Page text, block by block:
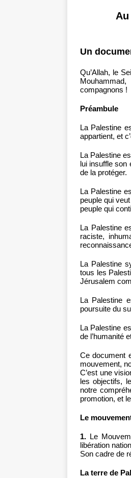
Un
Qu’Allah, le
compagnons !
Préambule
La Palestine
appartient, et
La Palestine
lui insuffle son
de la protéger.
La Palestine
peuple qui
peuple qui
La Palestine
raciste,
La Palestine
tous les
Jérusalem
La Palestine
poursuite du
La Palestine
de l’humanité
Ce document
mouvement,
C’est une
les objectifs,
notre
promotion, et
Le
1. Le
libération
Son cadre de
La terre de